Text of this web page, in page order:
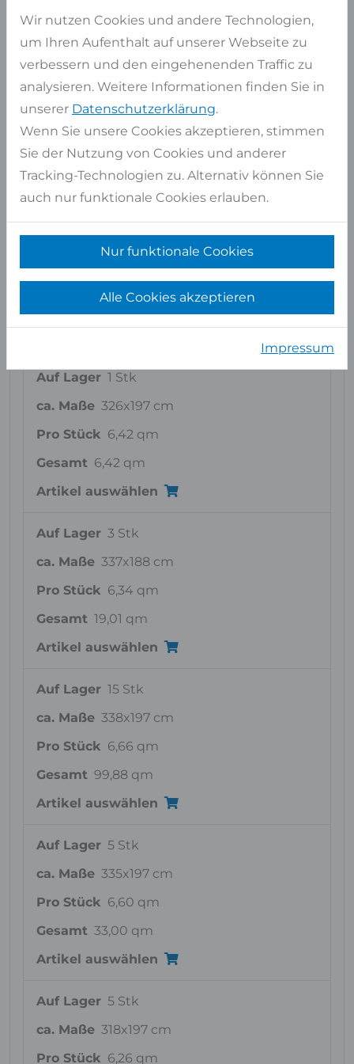
Artikel auswählen
Auf Lager 4 Stk
ca. Maße 335x193 cm
Pro Stück
6,47 qm
Gesamt 25,86 qm
Artikel auswählen
Auf Lager 9 Stk
336x195 cm
Pro Stück 6,55 qm
58,97 qm
Auf Lager 1 Stk
ca. Maße 326x197 cm
Pro Stück 6,42 qm
Gesamt 6,42 qm
Artikel auswählen
Auf Lager 3 Stk
ca. Maße 337x188 cm
Pro Stück 6,34 qm
Gesamt 19,01 qm
Artikel auswählen
Auf Lager 15 Stk
ca. Maße 338x197 cm
Pro Stück 6,66 qm
Gesamt 99,88 qm
Artikel auswählen
Auf Lager 5 Stk
ca. Maße 335x197 cm
Pro Stück 6,60 qm
Gesamt 33,00 qm
Artikel auswählen
Auf Lager 5 Stk
ca. Maße 318x197 cm
Pro Stück 6,26 qm
Wir nutzen Cookies und andere Technologien,
um Ihren Aufenthalt auf unserer Webseite zu
verbessern und den eingehenenden Traffic zu
analysieren. Weitere Informationen finden Sie in
unserer Datenschutzerklärung.
Wenn Sie unsere Cookies akzeptieren, stimmen
Sie der Nutzung von Cookies und anderer
Tracking-Technologien zu. Alternativ können Sie
auch nur funktionale Cookies erlauben.
Nur funktionale Cookies
Alle Cookies akzeptieren
Impressum